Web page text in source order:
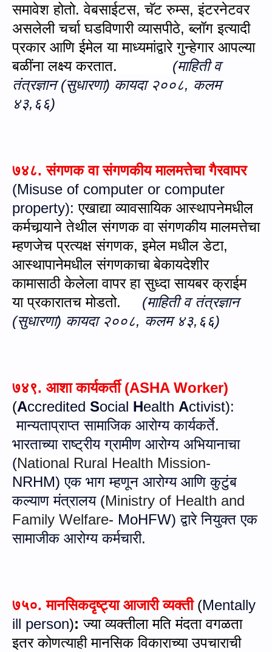
समावेश होतो. वेबसाईटस,चॅट रुम्स,इंटरनेटवर
असलेली चर्चा घडविणारी व्यासपीठे,ब्लॉग इत्यादी
प्रकार आणि ईमेल या माध्यमांद्वारे गुन्हेगार आपल्या
बळींना लक्ष्य करतात.
(माहिती व
तंत्रज्ञान (सुधारणा) कायदा २००८, कलम
४३, ६६)
७४८.संगणक वा संगणकीय मालमत्तेचा गैरवापर
(Misuse of computer or computer
property):एखाद्या व्यावसायिक आस्थापनेमधील
कर्मचार्‍याने तेथील संगणक वा संगणकीय मालमत्तेचा
म्हणजेच प्रत्यक्ष संगणक,इमेल मधील डेटा,
आस्थापानेमधील संगणकाचा बेकायदेशीर
कामासाठी केलेला वापर हा सुध्दा सायबर क्राईम
या प्रकारातच मोडतो.
(माहिती व तंत्रज्ञान
(सुधारणा) कायदा २००८, कलम४३, ६६)
७४९. आशा कार्यकर्ती (ASHA Worker)
(Accredited Social Health Activist):
मान्यताप्राप्त सामाजिक आरोग्य कार्यकर्ते.
भारताच्या राष्ट्रीय ग्रामीण आरोग्य अभियानाचा
(National Rural Health Mission-
NRHM)एक भाग म्हणून आरोग्य आणि कुटुंब
कल्याण मंत्रालय (Ministry of Health and
Family Welfare- MoHFW)द्वारे नियुक्त एक
सामाजीक आरोग्य कर्मचारी.
७५०. मानसिकदृष्ट्या आजारी व्यक्ती (Mentally
ill person): ज्या व्यक्तीला मति मंदता वगळता
इतर कोणत्याही मानसिक विकाराच्या उपचाराची